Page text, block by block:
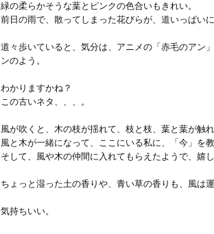
緑の柔らかそうな葉とピンクの色合いもきれい。
前日の雨で、散ってしまった花びらが、道いっぱい
道々歩いていると、気分は、アニメの「赤毛のアン
ンのよう。
わかりますかね？
この古いネタ、、、。
風が吹くと、木の枝が揺れて、枝と枝、葉と葉が触
風と木が一緒になって、ここにいる私に、「今」を
そして、風や木の仲間に入れてもらえたようで、嬉
ちょっと湿った土の香りや、青い草の香りも、風は
気持ちいい。